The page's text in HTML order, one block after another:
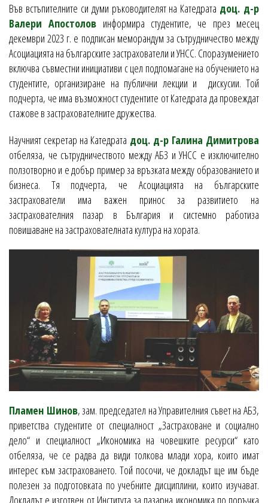
Във встъпителните си думи ръководителят на Катедрата доц. д-р
Валери Апостолов информира студентите, че през месец
декември 2023 г. е подписан меморандум за сътрудничество между
Асоциацията на българските застрахователи и УНСС. Споразумението
включва съвместни инициативи с цел подпомагане на обучението на
студентите, организиране на публични лекции и дискусии. Той
подчерта, че има възможност студентите от Катедрата да провеждат
стажове в застрахователните дружества.
Научният секретар на Катедрата доц. д-р Галина Димитрова
отбеляза, че сътрудничеството между АБЗ и УНСС е изключително
ползотворно и е добър пример за връзката между образованието и
бизнеса. Тя подчерта, че Асоциацията на българските
застрахователи има важен принос за развитието на
застрахователния пазар в България и системно работиза
повишаване на застрахователната култура на хората.
Пламен Шинов, зам. председател на Управителния съвет на АБЗ,
приветства студентите от специалност „Застраховане и социално
дело“ и специалност „Икономика на човешките ресурси“ като
отбеляза, че се радва да види толкова млади хора, които имат
интерес към застраховането. Той посочи, че докладът ще им бъде
полезен за подготовката по учебните дисциплини, които изучават.
Докладът е изготвен от Института за пазарна икономика по поръчка